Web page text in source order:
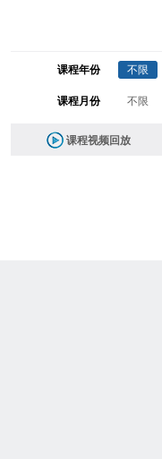
课程年份 不限
课程月份 不限
课程视频回放